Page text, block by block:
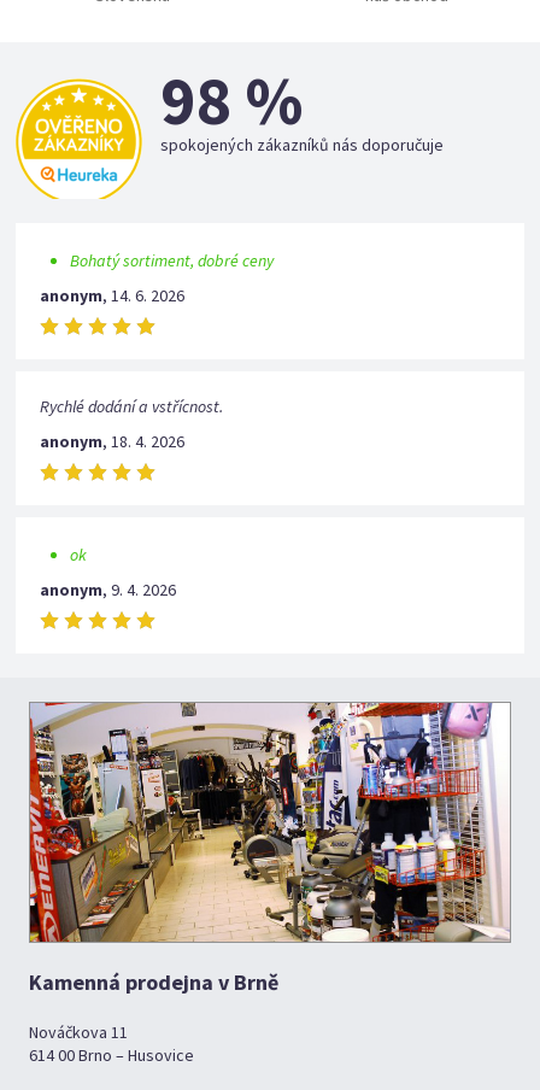
98 %
spokojených zákazníků nás doporučuje
Bohatý sortiment, dobré ceny
anonym,14. 6. 2026
Rychlé dodání a vstřícnost.
anonym,18. 4. 2026
ok
anonym,9. 4. 2026
Kamenná prodejna v Brně
Nováčkova 11
614 00 Brno – Husovice